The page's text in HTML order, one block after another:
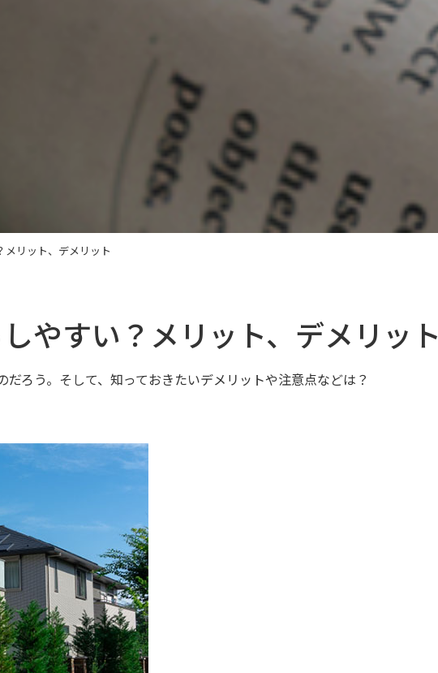
メリット、デメリット
やすい？メリット、デメリット
ろう。そして、知っておきたいデメリットや注意点などは？